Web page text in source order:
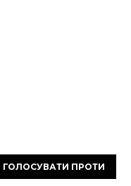
ГОЛОСУВАТИ ПРОТИ